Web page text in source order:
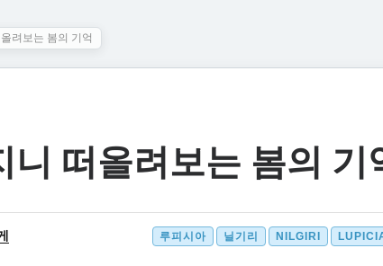
려보는 봄의 기억
니 떠올려보는 봄의 기
NILGIRI
닐기리
루피시아